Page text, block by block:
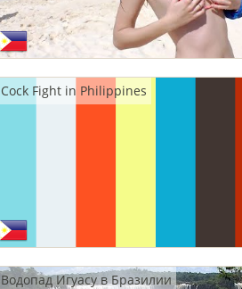
Cock Fight in Philippines
Водопад Игуасу в Бразилии